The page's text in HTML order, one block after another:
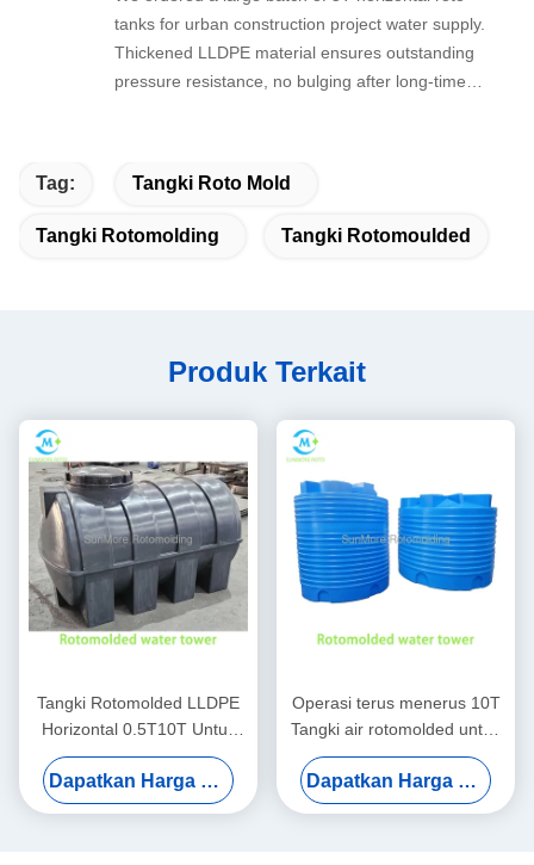
tanks for urban construction project water supply.
Thickened LLDPE material ensures outstanding
pressure resistance, no bulging after long-time
Tag: Tangki Roto Mold
Tangki Rotomolding Tangki Rotomoulded
Produk Terkait
Tangki Rotomolded LLDPE
Horizontal 0.5T10T Untuk
Transportasi Pertanian /
Penyimpanan Cairan di
Kendaraan
Dapatkan Harga Terbaik
Operasi terus menerus 10T
Tangki air rotomolded untuk
pasokan air skala besar
Dapatkan Harga Terbaik